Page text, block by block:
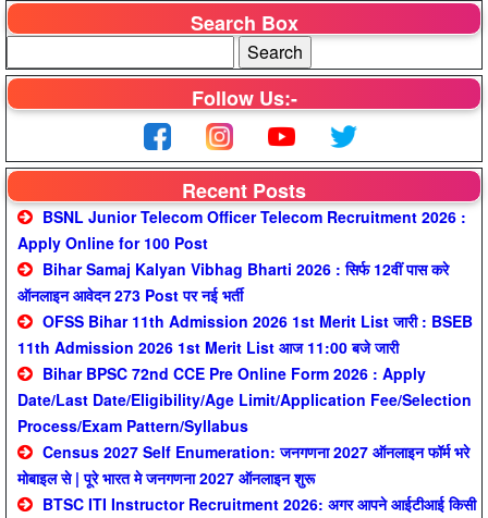
Search Box
Follow Us:-
Recent Posts
BSNL Junior Telecom Officer Telecom Recruitment 2026 :
Apply Online for 100 Post
Bihar Samaj Kalyan Vibhag Bharti 2026 : सिर्फ 12वीं पास करे
ऑनलाइन आवेदन 273 Post पर नई भर्ती
OFSS Bihar 11th Admission 2026 1st Merit List जारी : BSEB
11th Admission 2026 1st Merit List आज 11:00 बजे जारी
Bihar BPSC 72nd CCE Pre Online Form 2026 : Apply
Date/Last Date/Eligibility/Age Limit/Application Fee/Selection
Process/Exam Pattern/Syllabus
Census 2027 Self Enumeration: जनगणना 2027 ऑनलाइन फॉर्म भरे
मोबाइल से | पूरे भारत मे जनगणना 2027 ऑनलाइन शुरू
BTSC ITI Instructor Recruitment 2026: अगर आपने आईटीआई किसी